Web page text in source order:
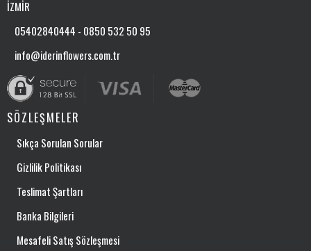
İZMİR
05402840444 - 0850 532 50 95
info@iderinflowers.com.tr
SÖZLEŞMELER
Sıkça Sorulan Sorular
Gizlilik Politikası
Teslimat Şartları
Banka Bilgileri
Mesafeli Satış Sözleşmesi